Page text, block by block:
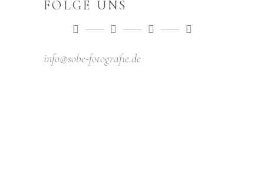
FOLGE UNS
info@sobe-fotografıe.de